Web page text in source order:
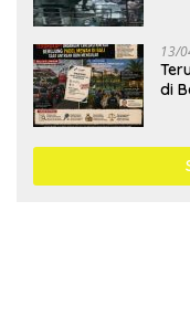
13/
di